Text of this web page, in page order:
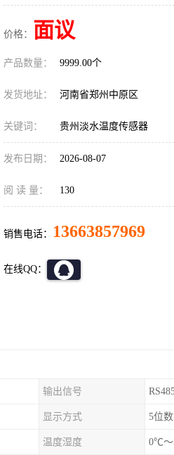
价格： 面议
产品数量： 9999.00个
发货地址： 河南省郑州中原区
关键词： 贵州淡水温度传感器
发布日期： 2026-08-07
阅 读 量： 130
销售电话： 13663857969
在线QQ：
输出信号
显示方式 5位
温度湿度 0℃～